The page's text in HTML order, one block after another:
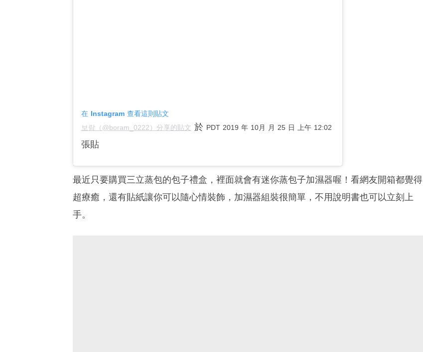
在 Instagram 查看這則貼文
보람（@boram_0222）分享的貼文 於 PDT 2019 年 10月 月 25 日 上午 12:02
張貼
最近只要購買三立蒸包的包子禮盒，裡面就會有迷你蒸包子加濕器喔！看網友開箱都覺得
超療癒，還有貼紙讓你可以隨心情裝飾，加濕器組裝很簡單，不用說明書也可以立刻上
手。